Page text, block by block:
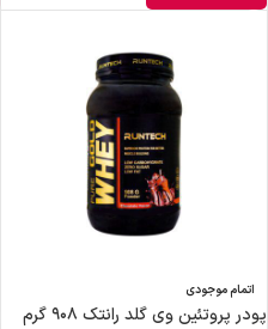
اتمام موجودی
پودر پروتئین وی گلد رانتک ۹۰۸ گرم